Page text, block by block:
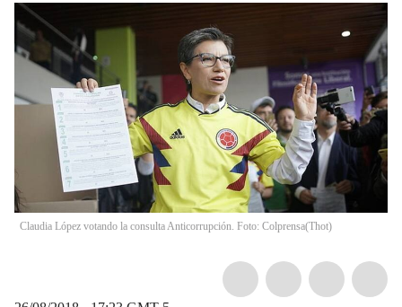
Claudia López votando la consulta Anticorrupción. Foto: Colprensa(Thot)